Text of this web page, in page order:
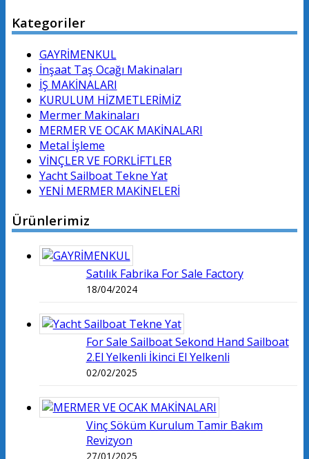
Kategoriler
GAYRİMENKUL
İnşaat Taş Ocağı Makinaları
İŞ MAKİNALARI
KURULUM HİZMETLERİMİZ
Mermer Makinaları
MERMER VE OCAK MAKİNALARI
Metal İşleme
VİNÇLER VE FORKLİFTLER
Yacht Sailboat Tekne Yat
YENİ MERMER MAKİNELERİ
Ürünlerimiz
Satılık Fabrika For Sale Factory
18/04/2024
For Sale Sailboat Sekond Hand Sailboat
2.El Yelkenli İkinci El Yelkenli
02/02/2025
Vinç Söküm Kurulum Tamir Bakım
Revizyon
27/01/2025